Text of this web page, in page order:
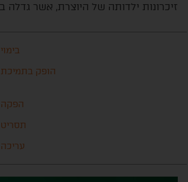
זיכרונות ילדותה של היוצרת, אשר גדלה
בימוי
הופק בתמיכת
הפקה
תסריט
עריכה